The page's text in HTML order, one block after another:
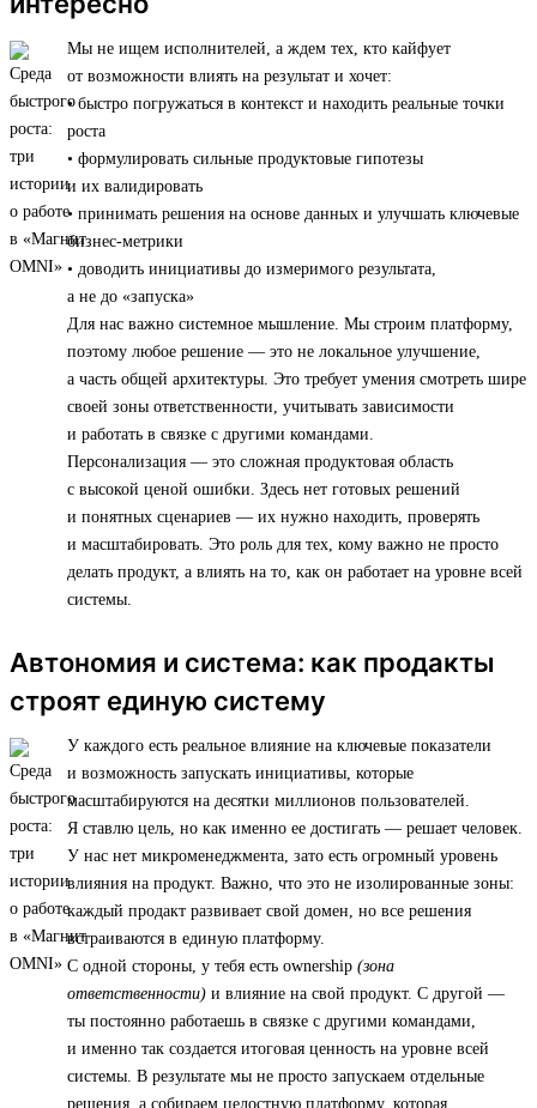
Мы не ищем исполнителей, а ждем тех, кто кайфует
от возможности влиять на результат и хочет:
• быстро погружаться в контекст и находить реальные точки
роста
• формулировать сильные продуктовые гипотезы
и их валидировать
• принимать решения на основе данных и улучшать ключевые
бизнес-метрики
• доводить инициативы до измеримого результата,
а не до «запуска»
Для нас важно системное мышление. Мы строим платформу,
поэтому любое решение — это не локальное улучшение,
а часть общей архитектуры. Это требует умения смотреть шире
своей зоны ответственности, учитывать зависимости
и работать в связке с другими командами.
Персонализация — это сложная продуктовая область
с высокой ценой ошибки. Здесь нет готовых решений
и понятных сценариев — их нужно находить, проверять
и масштабировать. Это роль для тех, кому важно не просто
делать продукт, а влиять на то, как он работает на уровне всей
системы.
Автономия и система: как продакты
строят единую систему
У каждого есть реальное влияние на ключевые показатели
и возможность запускать инициативы, которые
масштабируются на десятки миллионов пользователей.
Я ставлю цель, но как именно ее достигать — решает человек.
У нас нет микроменеджмента, зато есть огромный уровень
влияния на продукт. Важно, что это не изолированные зоны:
каждый продакт развивает свой домен, но все решения
встраиваются в единую платформу.
С одной стороны, у тебя есть ownership (зона
ответственности) и влияние на свой продукт. С другой —
ты постоянно работаешь в связке с другими командами,
и именно так создается итоговая ценность на уровне всей
системы. В результате мы не просто запускаем отдельные
решения, а собираем целостную платформу, которая